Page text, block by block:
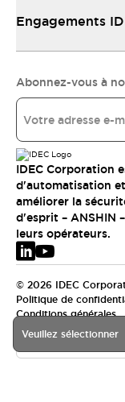
Veuillez sélectionner
Engagements
Abonnez-vous à
IDEC Corporation
d'automatisation
améliorer la
d'esprit – ANSHIN
leurs opérateurs.
© 2026 IDEC
Politique de
Conditions générales
EMEA